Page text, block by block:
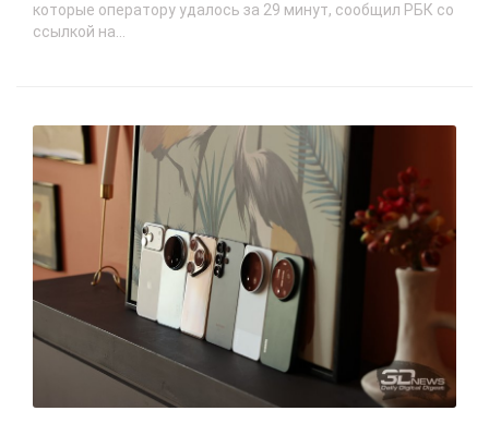
которые оператору удалось за 29 минут, сообщил РБК со
ссылкой на...